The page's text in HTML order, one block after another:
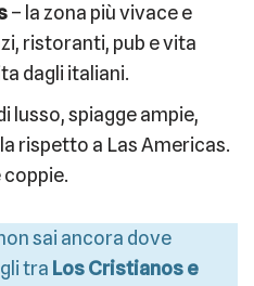
– la zona più vivace e
ristoranti, pub e vita
dagli italiani.
lusso, spiagge ampie,
rispetto a Las Americas.
sai ancora dove
tra Los Cristianos e